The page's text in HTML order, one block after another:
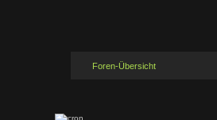
Foren-Übersicht